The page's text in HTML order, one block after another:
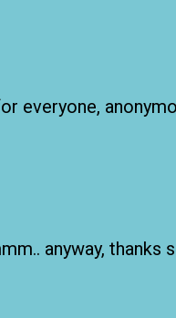
everyone,
anyway, thanks